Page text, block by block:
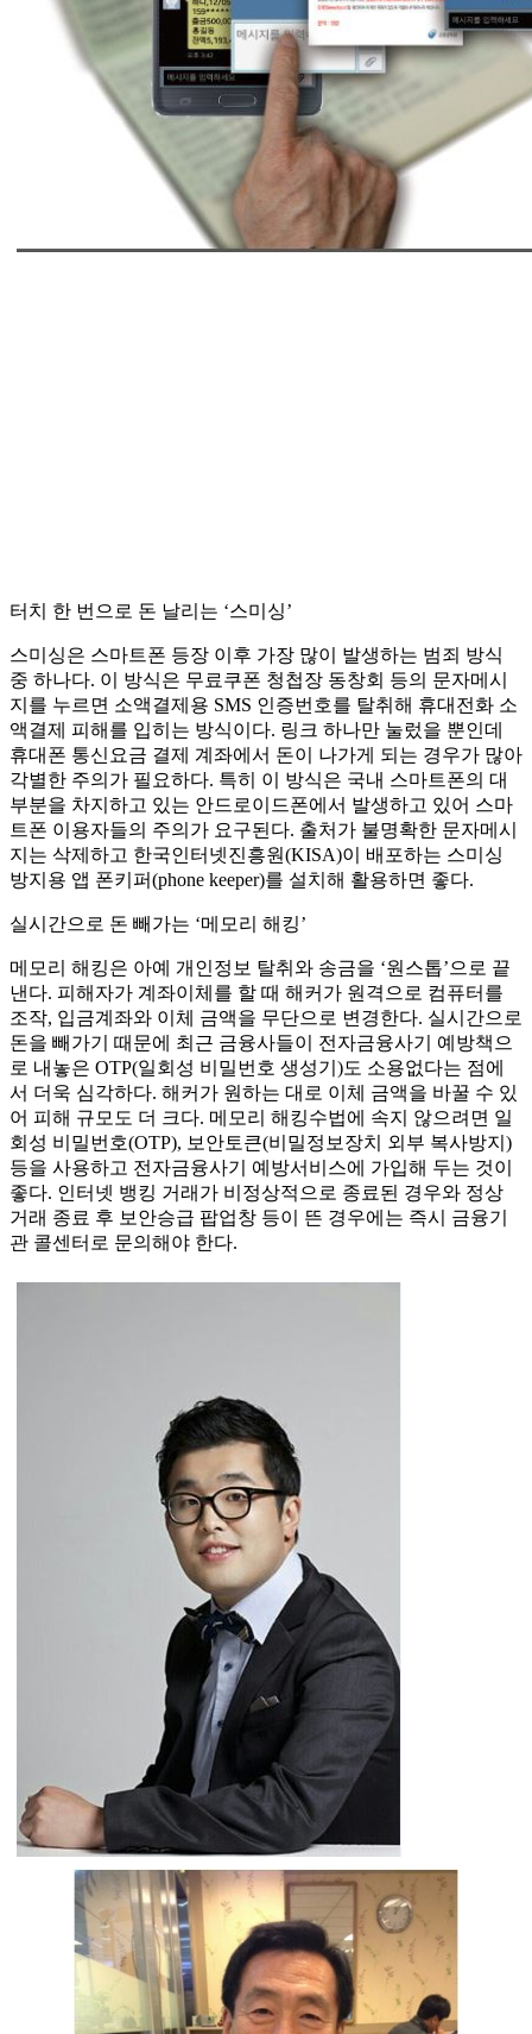
터치 한 번으로 돈 날리는 ‘스미싱’
스미싱은 스마트폰 등장 이후 가장 많이 발생하는 범죄 방식
중 하나다. 이 방식은 무료쿠폰 청첩장 동창회 등의 문자메시
지를 누르면 소액결제용 SMS 인증번호를 탈취해 휴대전화 소
액결제 피해를 입히는 방식이다. 링크 하나만 눌렀을 뿐인데
휴대폰 통신요금 결제 계좌에서 돈이 나가게 되는 경우가 많아
각별한 주의가 필요하다. 특히 이 방식은 국내 스마트폰의 대
부분을 차지하고 있는 안드로이드폰에서 발생하고 있어 스마
트폰 이용자들의 주의가 요구된다. 출처가 불명확한 문자메시
지는 삭제하고 한국인터넷진흥원(KISA)이 배포하는 스미싱
방지용 앱 폰키퍼(phone keeper)를 설치해 활용하면 좋다.
실시간으로 돈 빼가는 ‘메모리 해킹’
메모리 해킹은 아예 개인정보 탈취와 송금을 ‘원스톱’으로 끝
낸다. 피해자가 계좌이체를 할 때 해커가 원격으로 컴퓨터를
조작, 입금계좌와 이체 금액을 무단으로 변경한다. 실시간으로
돈을 빼가기 때문에 최근 금융사들이 전자금융사기 예방책으
로 내놓은 OTP(일회성 비밀번호 생성기)도 소용없다는 점에
서 더욱 심각하다. 해커가 원하는 대로 이체 금액을 바꿀 수 있
어 피해 규모도 더 크다. 메모리 해킹수법에 속지 않으려면 일
회성 비밀번호(OTP), 보안토큰(비밀정보장치 외부 복사방지)
등을 사용하고 전자금융사기 예방서비스에 가입해 두는 것이
좋다. 인터넷 뱅킹 거래가 비정상적으로 종료된 경우와 정상
거래 종료 후 보안승급 팝업창 등이 뜬 경우에는 즉시 금융기
관 콜센터로 문의해야 한다.